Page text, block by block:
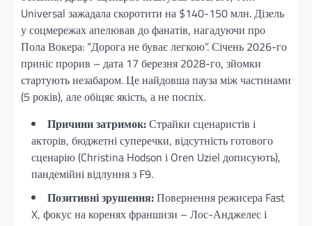
Universal зажадала скоротити на $140-150 млн. Дізель
у соцмережах апелював до фанатів, нагадуючи про
Пола Вокера: “Дорога не буває легкою”. Січень 2026-го
приніс прорив – дата 17 березня 2028-го, зйомки
стартують незабаром. Це найдовша пауза між частинами
(5 років), але обіцяє якість, а не поспіх.
Причини затримок:Страйки сценаристів і
акторів, бюджетні суперечки, відсутність готового
сценарію (Christina Hodson і Oren Uziel дописують),
пандемійні відлуння з F9.
Позитивні зрушення:Повернення режисера Fast
X, фокус на коренях франшизи – Лос-Анджелес і